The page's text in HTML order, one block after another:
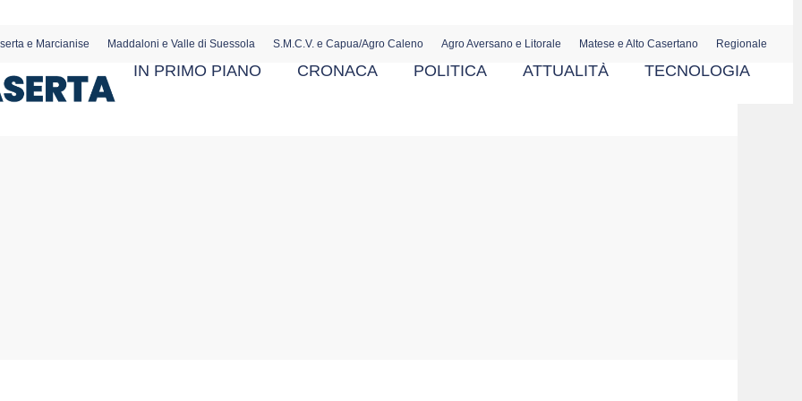
e Marcianise Maddaloni e Valle di Suessola S.M.C.V. e Capua/Agro Caleno Agro Aversano e Litorale Matese e Alto Casertano Regionale
IN PRIMO PIANO CRONACA POLITICA ATTUALITÀ TECNOLOGIA